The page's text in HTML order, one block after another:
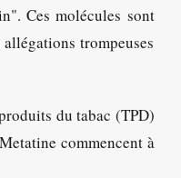
Ces molécules sont
trompeuses
du tabac (TPD)
commencent à